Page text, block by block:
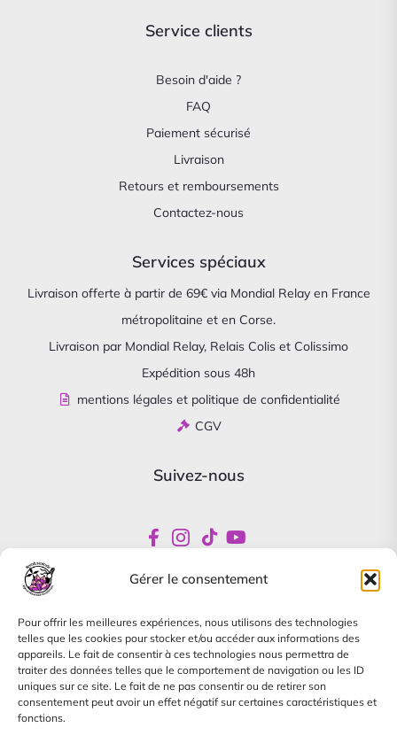
Gérer le consentement
Pour offrir les meilleures expériences, nous utilisons des technologies
telles que les cookies pour stocker et/ou accéder aux informations des
appareils. Le fait de consentir à ces technologies nous permettra de
traiter des données telles que le comportement de navigation ou les ID
uniques sur ce site. Le fait de ne pas consentir ou de retirer son
consentement peut avoir un effet négatif sur certaines caractéristiques et
fonctions.
Service clients
Besoin d'aide ?
FAQ
Paiement sécurisé
Livraison
Retours et remboursements
Contactez-nous
Services spéciaux
Livraison offerte à partir de 69€ via Mondial Relay en France
métropolitaine et en Corse.
Livraison par Mondial Relay, Relais Colis et Colissimo
Expédition sous 48h
mentions légales et politique de confidentialité
CGV
Suivez-nous
Newsletter
Abonnez-vous pour être informés de nos offres
spéciales